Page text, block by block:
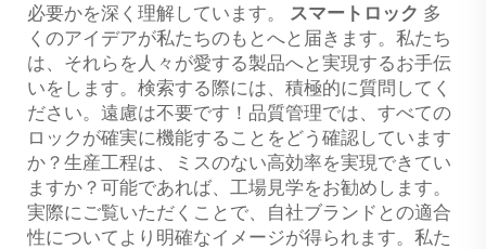
必要かを深く理解しています。 スマートロック 多
くのアイデアが私たちのもとへと届きます。私たち
は、それらを人々が愛する製品へと実現するお手伝
いをします。検索する際には、積極的に質問してく
ださい。遠慮は不要です！品質管理では、すべての
ロックが確実に機能することをどう確認しています
か？生産工程は、ミスのない高効率を実現できてい
ますか？可能であれば、工場見学をお勧めします。
実際にご覧いただくことで、自社ブランドとの適合
性についてより明確なイメージが得られます。私た